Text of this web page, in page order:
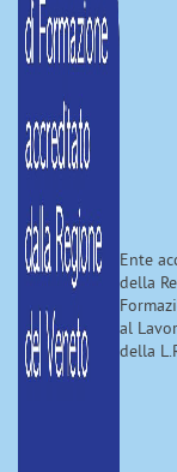
Ente
della
al
della